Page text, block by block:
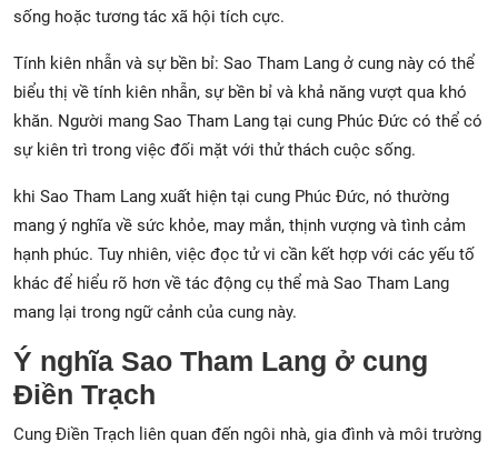
sống hoặc tương tác xã hội tích cực.
Tính kiên nhẫn và sự bền bỉ: Sao Tham Lang ở cung này có thể
biểu thị về tính kiên nhẫn, sự bền bỉ và khả năng vượt qua khó
khăn. Người mang Sao Tham Lang tại cung Phúc Đức có thể có
sự kiên trì trong việc đối mặt với thử thách cuộc sống.
khi Sao Tham Lang xuất hiện tại cung Phúc Đức, nó thường
mang ý nghĩa về sức khỏe, may mắn, thịnh vượng và tình cảm
hạnh phúc. Tuy nhiên, việc đọc tử vi cần kết hợp với các yếu tố
khác để hiểu rõ hơn về tác động cụ thể mà Sao Tham Lang
mang lại trong ngữ cảnh của cung này.
Ý nghĩa Sao Tham Lang ở cung
Điền Trạch
Cung Điền Trạch liên quan đến ngôi nhà, gia đình và môi trường